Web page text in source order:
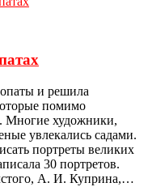
и решила
помимо
Многие художники,
увлекались садами.
портреты великих
30 портретов.
А. И. Куприна,…